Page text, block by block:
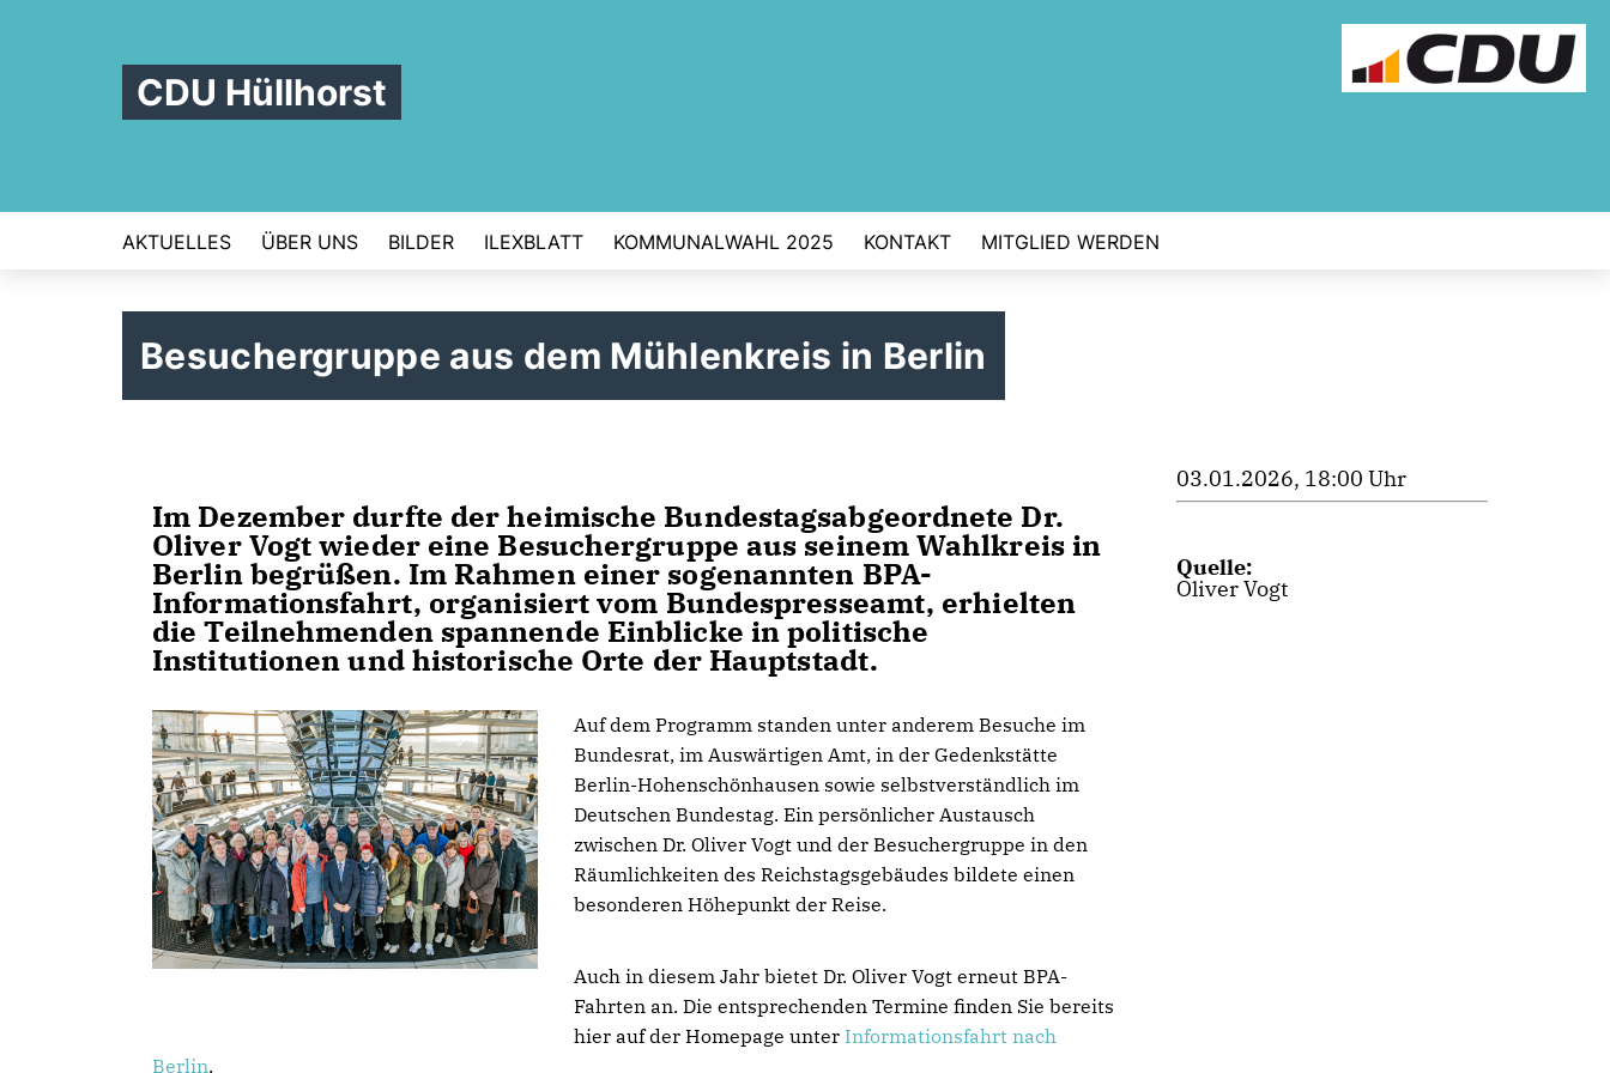
CDU Hüllhorst
AKTUELLES ÜBER UNS BILDER ILEXBLATT KOMMUNALWAHL 2025 KONTAKT MITGLIED WERDEN
Besuchergruppe aus dem Mühlenkreis in Berlin
Im Dezember durfte der heimische Bundestagsabgeordnete Dr.
Oliver Vogt wieder eine Besuchergruppe aus seinem Wahlkreis in
Berlin begrüßen. Im Rahmen einer sogenannten BPA-
Informationsfahrt, organisiert vom Bundespresseamt, erhielten
die Teilnehmenden spannende Einblicke in politische
Institutionen und historische Orte der Hauptstadt.
Auf dem Programm standen unter anderem Besuche im
Bundesrat, im Auswärtigen Amt, in der Gedenkstätte
Berlin-Hohenschönhausen sowie selbstverständlich im
Deutschen Bundestag. Ein persönlicher Austausch
zwischen Dr. Oliver Vogt und der Besuchergruppe in den
Räumlichkeiten des Reichstagsgebäudes bildete einen
besonderen Höhepunkt der Reise.
Auch in diesem Jahr bietet Dr. Oliver Vogt erneut BPA-
Fahrten an. Die entsprechenden Termine finden Sie bereits
hier auf der Homepage unter Informationsfahrt nach
Berlin.
03.01.2026, 18:00 Uhr
Quelle:
Oliver Vogt